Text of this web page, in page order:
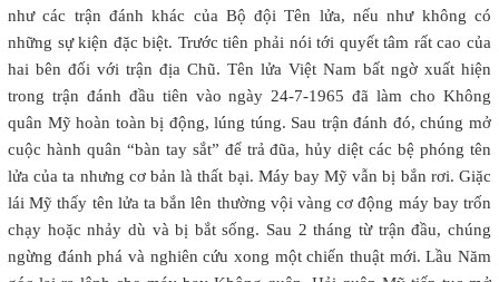
như các trận đánh khác của Bộ đội Tên lửa, nếu như không có
những sự kiện đặc biệt. Trước tiên phải nói tới quyết tâm rất cao của
hai bên đối với trận địa Chũ. Tên lửa Việt Nam bất ngờ xuất hiện
trong trận đánh đầu tiên vào ngày 24-7-1965 đã làm cho Không
quân Mỹ hoàn toàn bị động, lúng túng. Sau trận đánh đó, chúng mở
cuộc hành quân “bàn tay sắt” để trả đũa, hủy diệt các bệ phóng tên
lửa của ta nhưng cơ bản là thất bại. Máy bay Mỹ vẫn bị bắn rơi. Giặc
lái Mỹ thấy tên lửa ta bắn lên thường vội vàng cơ động máy bay trốn
chạy hoặc nhảy dù và bị bắt sống. Sau 2 tháng từ trận đầu, chúng
ngừng đánh phá và nghiên cứu xong một chiến thuật mới. Lầu Năm